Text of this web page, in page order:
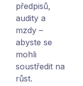
předpisů,
audity a
mzdy –
abyste se
mohli
soustředit na
růst.